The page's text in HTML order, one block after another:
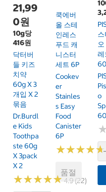
21,99
0원
10g당
416원
닥터버
들 키즈
치약
60g X 3
개입 X 2
묶음
Dr.Burdl
E Kids
Toothpa
Ste 60g
X 3pack
X 2
★★★★★
★★★★★4.9 (22)
쿡에버
올 스테
인레스
푸드 캐
니스터
세트 6P
Cookev
Er
Stainles
S Easy
Food
Canister
6P
★★★★★
★★★★★
품절
스
레
O
★
★